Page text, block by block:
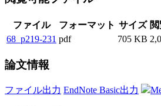
ファイル フォーマット サイズ
68_p219-231 pdf 705 KB
論文情報
ファイル出力 EndNote Basic出力